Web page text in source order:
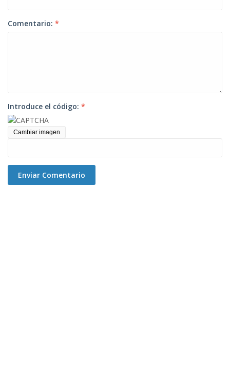
Comentario: *
Introduce el código: *
Cambiar imagen
Enviar Comentario